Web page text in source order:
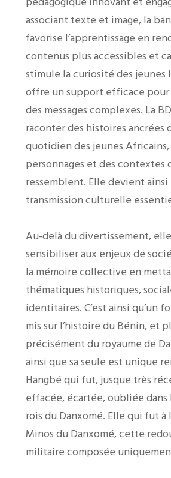
associant texte et image, la
favorise l’apprentissage en
contenus plus accessibles et
stimule la curiosité des jeunes
offre un support efficace
des messages complexes. La
raconter des histoires ancrées
quotidien des jeunes Africains,
personnages et des contextes
ressemblent. Elle devient
transmission culturelle
Au-delà du divertissement,
sensibiliser aux enjeux de
la mémoire collective en
thématiques historiques,
identitaires. C’est ainsi qu’un
mis sur l’histoire du Bénin, et
précisément du royaume de
ainsi que sa seule est unique
Hangbé qui fut, jusque très
effacée, écartée, oubliée dans
rois du Danxomé. Elle qui fut à
Minos du Danxomé, cette
militaire composée